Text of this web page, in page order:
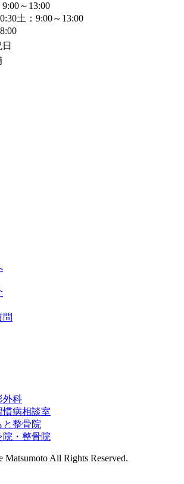
9:00～13:00
土： 9:00～13:00
問
外科
慣病相談室
と整骨院
院・整骨院
All Rights Reserved.